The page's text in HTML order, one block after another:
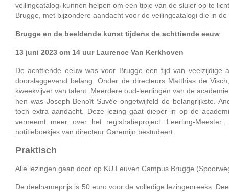
veilingcatalogi kunnen helpen om een tipje van de sluier op te
Brugge, met bijzondere aandacht voor de veilingcatalogi die in
Brugge en de beeldende kunst tijdens de achttiende eeuw
13 juni 2023 om 14 uur Laurence Van Kerkhoven
De achttiende eeuw was voor Brugge een tijd van
doorslaggevend belang. Onder de directeurs Matthias de
kweekvijver van talent. Meerdere oud-leerlingen van de
hen was Joseph-Benoît Suvée ongetwijfeld de belangrijkste.
toch extra aandacht. Deze lezing gaat dieper in op de
verneemt meer over het registratieproject ‘Leerling-
notitieboekjes van directeur Garemijn bestudeert.
Praktisch
Alle lezingen gaan door op KU Leuven Campus Brugge
De deelnameprijs is 50 euro voor de volledige lezingenreeks.